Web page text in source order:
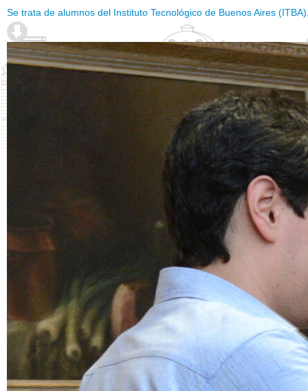
Se trata de alumnos del Instituto Tecnológico de Buenos Aires